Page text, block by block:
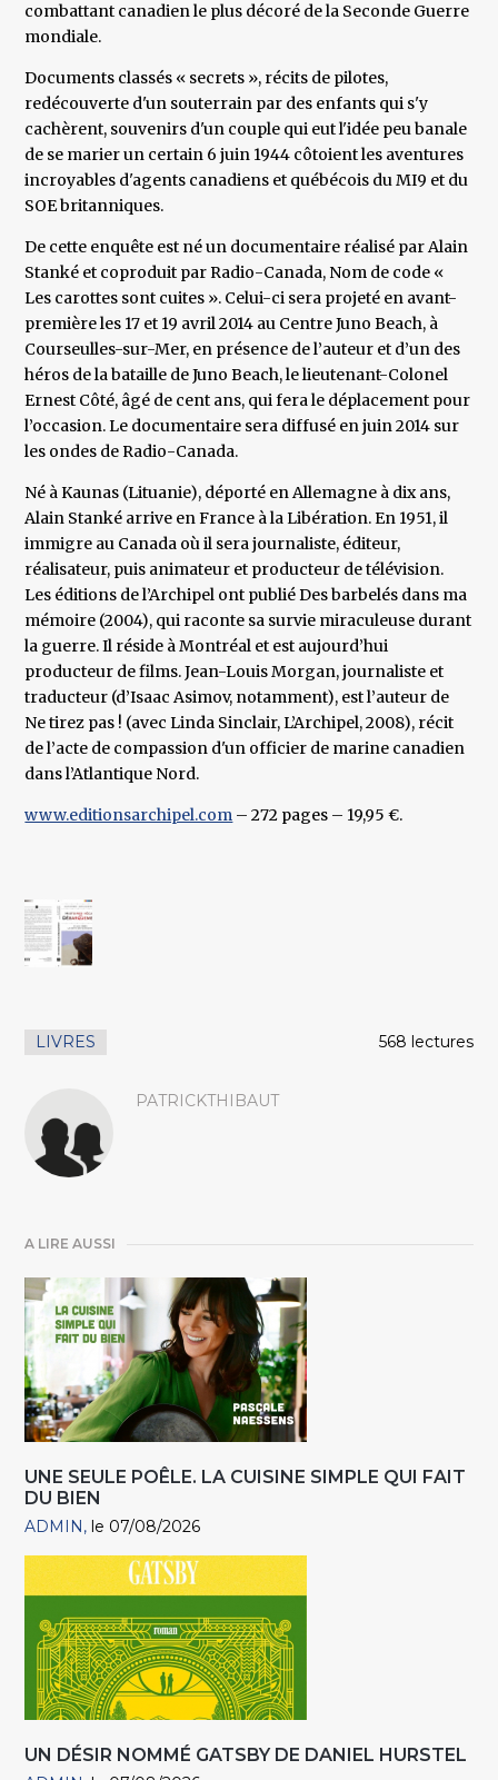
combattant canadien le plus décoré de la Seconde Guerre
mondiale.
Documents classés « secrets », récits de pilotes,
redécouverte d'un souterrain par des enfants qui s'y
cachèrent, souvenirs d'un couple qui eut l'idée peu banale
de se marier un certain 6 juin 1944 côtoient les aventures
incroyables d'agents canadiens et québécois du MI9 et du
SOE britanniques.
De cette enquête est né un documentaire réalisé par Alain
Stanké et coproduit par Radio-Canada, Nom de code «
Les carottes sont cuites ». Celui-ci sera projeté en avant-
première les 17 et 19 avril 2014 au Centre Juno Beach, à
Courseulles-sur-Mer, en présence de l’auteur et d’un des
héros de la bataille de Juno Beach, le lieutenant-Colonel
Ernest Côté, âgé de cent ans, qui fera le déplacement pour
l’occasion. Le documentaire sera diffusé en juin 2014 sur
les ondes de Radio-Canada.
Né à Kaunas (Lituanie), déporté en Allemagne à dix ans,
Alain Stanké arrive en France à la Libération. En 1951, il
immigre au Canada où il sera journaliste, éditeur,
réalisateur, puis animateur et producteur de télévision.
Les éditions de l’Archipel ont publié Des barbelés dans ma
mémoire (2004), qui raconte sa survie miraculeuse durant
la guerre. Il réside à Montréal et est aujourd’hui
producteur de films. Jean-Louis Morgan, journaliste et
traducteur (d’Isaac Asimov, notamment), est l’auteur de
Ne tirez pas ! (avec Linda Sinclair, L’Archipel, 2008), récit
de l’acte de compassion d'un officier de marine canadien
dans l’Atlantique Nord.
www.editionsarchipel.com – 272 pages – 19,95 €.
LIVRES 568 lectures
PATRICKTHIBAUT
A LIRE AUSSI
UNE SEULE POÊLE. LA CUISINE SIMPLE QUI FAIT
DU BIEN
ADMIN le 07/08/2026
UN DÉSIR NOMMÉ GATSBY DE DANIEL HURSTEL